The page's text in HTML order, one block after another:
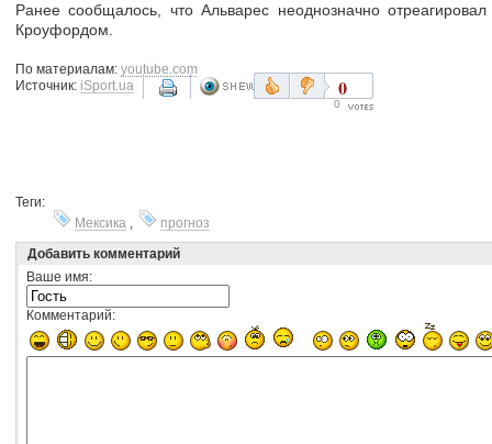
Ранее сообщалось, что Альварес неоднозначно
Кроуфордом.
По материалам: youtube.com
Источник: iSport.ua 0
0
Теги:
Мексика
прогноз
Добавить комментарий
Ваше имя:
Комментарий: